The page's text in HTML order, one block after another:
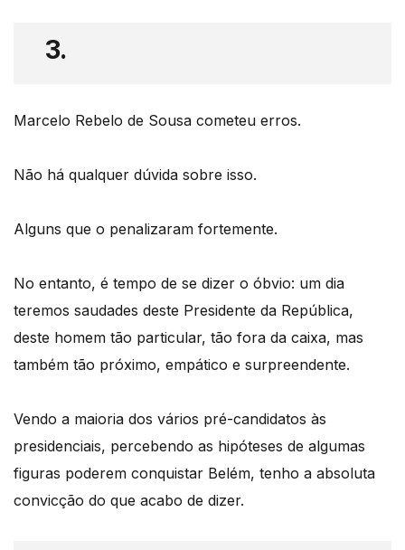
3.
Marcelo Rebelo de Sousa cometeu erros.
Não há qualquer dúvida sobre isso.
Alguns que o penalizaram fortemente.
No entanto, é tempo de se dizer o óbvio: um dia
teremos saudades deste Presidente da República,
deste homem tão particular, tão fora da caixa, mas
também tão próximo, empático e surpreendente.
Vendo a maioria dos vários pré-candidatos às
presidenciais, percebendo as hipóteses de algumas
figuras poderem conquistar Belém, tenho a absoluta
convicção do que acabo de dizer.